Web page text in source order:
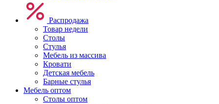
Распродажа
Товар недели
Столы
Стулья
Мебель из массива
Кровати
Детская мебель
Барные стулья
Мебель оптом
Столы оптом